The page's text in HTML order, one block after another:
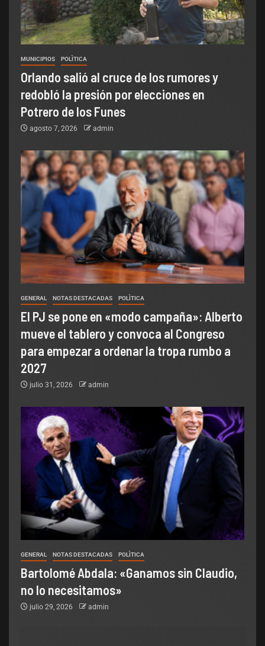
MUNICIPIOS POLÌTICA
Orlando salió al cruce de los rumores y
redobló la presión por elecciones en
Potrero de los Funes
agosto 7, 2026 admin
GENERAL NOTAS DESTACADAS POLÌTICA
El PJ se pone en «modo campaña»: Alberto
mueve el tablero y convoca al Congreso
para empezar a ordenar la tropa rumbo a
2027
julio 31, 2026 admin
GENERAL NOTAS DESTACADAS POLÌTICA
Bartolomé Abdala: «Ganamos sin Claudio,
no lo necesitamos»
julio 29, 2026 admin